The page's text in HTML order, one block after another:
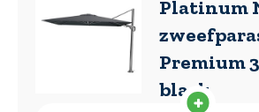
Platinum
Premium
black